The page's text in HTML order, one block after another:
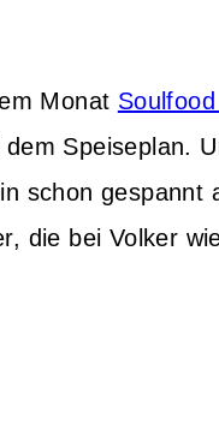
Monat Soulfood
dem Speiseplan.
schon gespannt
die bei Volker